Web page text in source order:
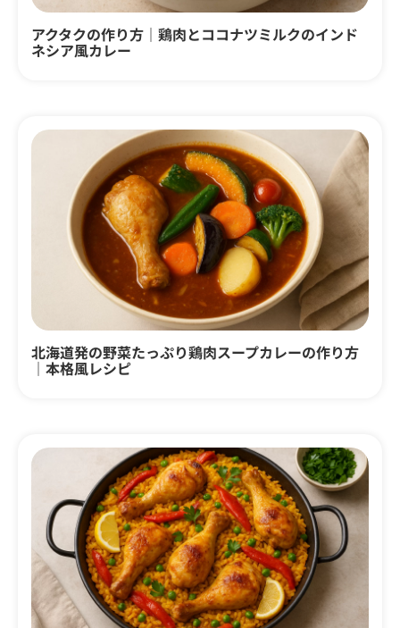
アクタクの作り方｜鶏肉とココナツミルクのインド
ネシア風カレー
北海道発の野菜たっぷり鶏肉スープカレーの作り方
｜本格風レシピ